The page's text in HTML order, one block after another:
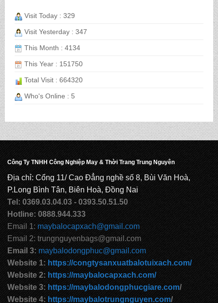
BALO HỌC SINH MS: TN 2069
BALO HỌC SINH MS: TN 2068
CẶP HỌC SINH MS: TN 5015
CẶP HỌC SINH MS: TN 5014
CẶP HỌC SINH MS: TN 5013
CẶP HỌC SINH MS: TN 5012
Visit Today : 329
Visit Yesterday : 347
This Month : 4134
This Year : 151750
Total Visit : 664320
Who's Online : 5
Công Ty TNHH Công Nghiệp May & Thời Trang Trung Nguyên
Địa chỉ: Cổng 11/ Cao Đẳng nghề số 8, Bùi Văn Hoà,
P.Long Bình Tân, Biên Hoà, Đồng Nai
Tel: 0369.03.04.03 - 0393.50.51.50
Hotline: 0888.944.333
Email 1: maybalocapxach@gmail.com
Email 2: trungnguyenbags@gmail.com
Email 3: maybalodongphuc@gmail.com
Website 1: https://congtysanxuatbalotuixach.com/
Website 2: https://maybalocapxach.com/
Website 3: https://maybalodongphucgiare.com/
Website 4: https://maybalotrungnguyen.com/